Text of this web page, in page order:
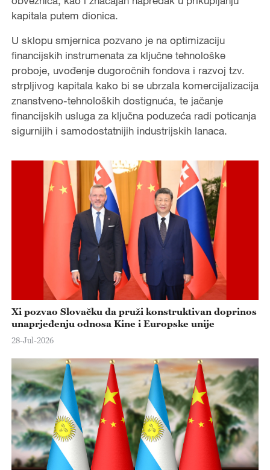
kapitala putem dionica.
U sklopu smjernica pozvano je na optimizaciju
financijskih instrumenata za ključne tehnološke
proboje, uvođenje dugoročnih fondova i razvoj tzv.
strpljivog kapitala kako bi se ubrzala komercijalizacija
znanstveno-tehnoloških dostignuća, te jačanje
financijskih usluga za ključna poduzeća radi poticanja
sigurnijih i samodostatnijih industrijskih lanaca.
Xi pozvao Slovačku da pruži konstruktivan doprinos
unaprjeđenju odnosa Kine i Europske unije
28-Jul-2026